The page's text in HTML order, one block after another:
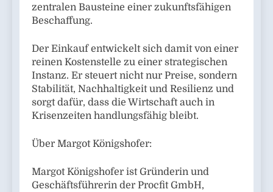
zentralen Bausteine einer zukunftsfähigen
Beschaffung.
Der Einkauf entwickelt sich damit von einer
reinen Kostenstelle zu einer strategischen
Instanz. Er steuert nicht nur Preise, sondern
Stabilität, Nachhaltigkeit und Resilienz und
sorgt dafür, dass die Wirtschaft auch in
Krisenzeiten handlungsfähig bleibt.
Über Margot Königshofer:
Margot Königshofer ist Gründerin und
Geschäftsführerin der Procfit GmbH,